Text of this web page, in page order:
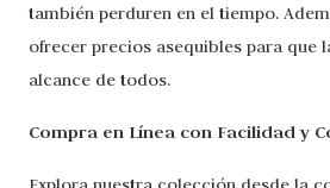
también perduren en el tiempo.
ofrecer precios asequibles para que
alcance de todos.
Compra en Línea con Facilidad y